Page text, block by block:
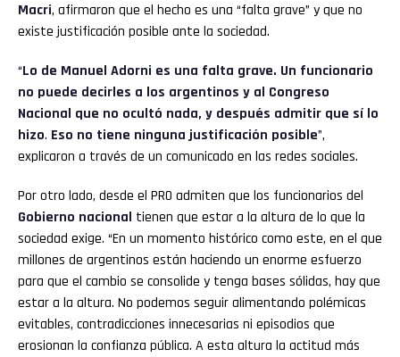
Macri, afirmaron que el hecho es una “falta grave” y que no
existe justificación posible ante la sociedad.
“Lo de Manuel Adorni es una falta grave. Un funcionario
no puede decirles a los argentinos y al Congreso
Nacional que no ocultó nada, y después admitir que sí lo
hizo. Eso no tiene ninguna justificación posible”,
explicaron a través de un comunicado en las redes sociales.
Por otro lado, desde el PRO admiten que los funcionarios del
Gobierno nacional tienen que estar a la altura de lo que la
sociedad exige. “En un momento histórico como este, en el que
millones de argentinos están haciendo un enorme esfuerzo
para que el cambio se consolide y tenga bases sólidas, hay que
estar a la altura. No podemos seguir alimentando polémicas
evitables, contradicciones innecesarias ni episodios que
erosionan la confianza pública. A esta altura la actitud más